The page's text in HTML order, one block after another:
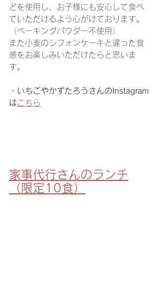
どを使用し、お子様にも安心して食べ
ていただけるよう心がけております。
（ベーキングパウダー不使用）
また小麦のシフォンケーキと違った食
感をお楽しみいただけたらと思いま
す。
・いちごやかずたろうさんのInstagram
はこちら
家事代行さんのランチ
（限定10食）